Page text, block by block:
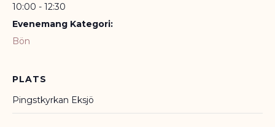
10:00 - 12:30
Evenemang Kategori:
Bön
PLATS
Pingstkyrkan Eksjö